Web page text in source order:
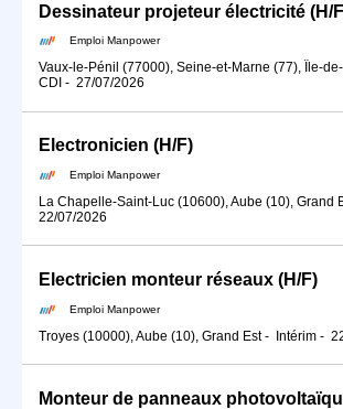
Dessinateur projeteur électricité (H/
Emploi Manpower
Vaux-le-Pénil (77000), Seine-et-Marne (77), Île-
CDI - 27/07/2026
Electronicien (H/F)
Emploi Manpower
La Chapelle-Saint-Luc (10600), Aube (10), Grand
22/07/2026
Electricien monteur réseaux (H/F)
Emploi Manpower
Troyes (10000), Aube (10), Grand Est- Intérim -
Monteur de panneaux